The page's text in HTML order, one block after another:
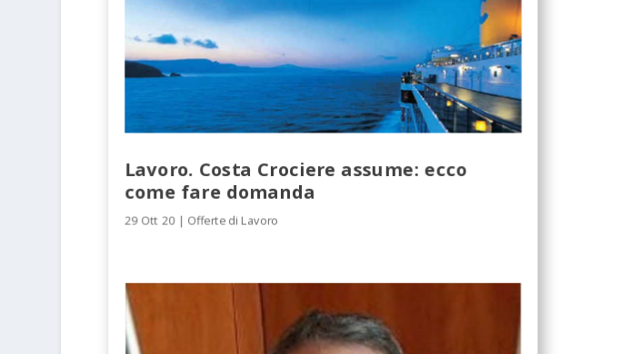
Lavoro. Costa Crociere assume: ecco
come fare domanda
29 Ott 20| Offerte di Lavoro